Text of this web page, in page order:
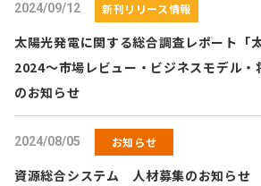
2024/09/12 新刊リリース情報
太陽光発電に関する総合調査レポート「
2024～市場レビュー・ビジネスモデル・
のお知らせ
2024/08/05 お知らせ
資源総合システム 人材募集のお知らせ